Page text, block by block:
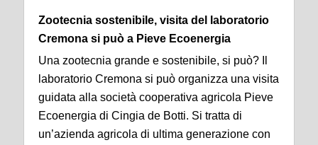
Zootecnia sostenibile, visita del laboratorio
Cremona si può a Pieve Ecoenergia
Una zootecnia grande e sostenibile, si può? Il
laboratorio Cremona si può organizza una visita
guidata alla società cooperativa agricola Pieve
Ecoenergia di Cingia de Botti. Si tratta di
un’azienda agricola di ultima generazione con